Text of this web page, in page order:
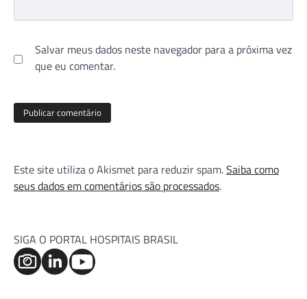
Salvar meus dados neste navegador para a próxima vez
que eu comentar.
Este site utiliza o Akismet para reduzir spam.Saiba como
seus dados em comentários são processados.
SIGA O PORTAL HOSPITAIS BRASIL